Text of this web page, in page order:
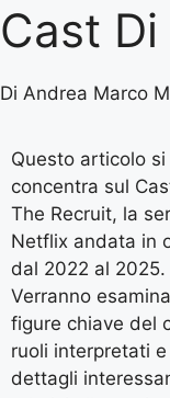
Cast
Di Andrea Marco
Questo articolo si
concentra sul
The Recruit, la
Netflix andata in
dal 2022 al 2025.
Verranno
figure chiave del
ruoli interpretati
dettagli